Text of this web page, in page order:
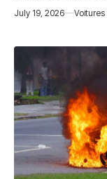
July 19, 2026